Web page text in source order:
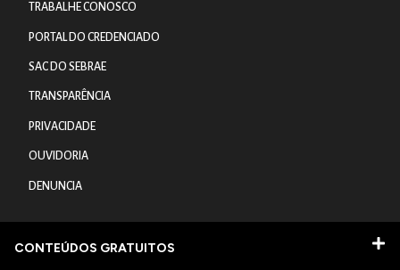
TRABALHE CONOSCO
PORTAL DO CREDENCIADO
SAC DO SEBRAE
TRANSPARÊNCIA
PRIVACIDADE
OUVIDORIA
DENUNCIA
CONTEÚDOS GRATUITOS